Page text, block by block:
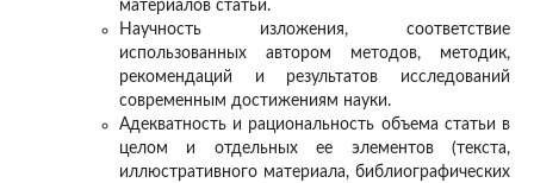
материалов статьи.
Научность изложения, соответствие
использованных автором методов, методик,
рекомендаций и результатов исследований
современным достижениям науки.
Адекватность и рациональность объема статьи в
целом и отдельных ее элементов (текста,
иллюстративного материала, библиографических